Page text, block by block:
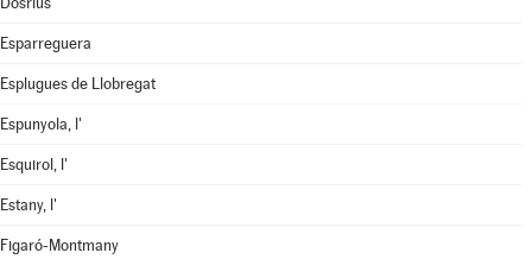
Esparreguera
Esplugues de Llobregat
Espunyola, l'
Esquirol, l'
Estany, l'
Figaró-Montmany